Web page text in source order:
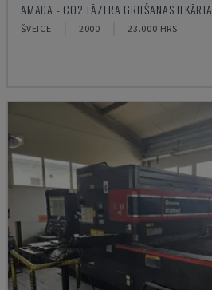
AMADA - CO2 LĀZERA GRIEŠANAS IEKĀRTA
ŠVEICE 2000 23.000 HRS